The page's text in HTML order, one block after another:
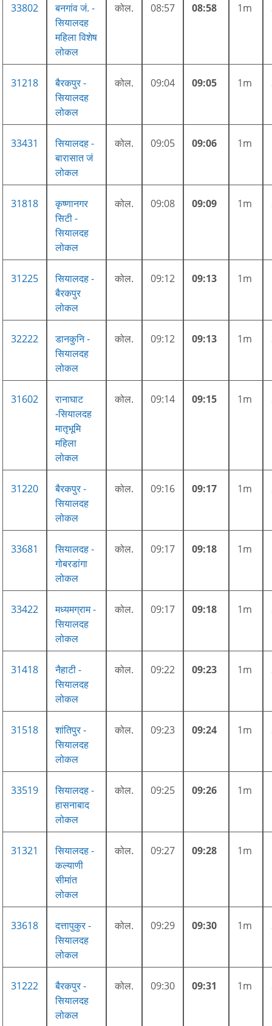
33802
बनगांव जं. -
सियालदह
महिला विशेष
लोकल
कोल. 08:57 08:58 1m
31218
बैरकपुर -
सियालदह
लोकल
कोल. 09:04 09:05 1m
33431
सियालदह -
बारासात जं
लोकल
कोल. 09:05 09:06 1m
31818
कृष्णानगर
सिटी -
सियालदह
लोकल
कोल. 09:08 09:09 1m
31225
सियालदह -
बैरकपुर
लोकल
कोल. 09:12 09:13 1m
32222
डानकुनि -
सियालदह
लोकल
कोल. 09:12 09:13 1m
31602
रानाघाट
-सियालदह
मातृभूमि
महिला
लोकल
कोल. 09:14 09:15 1m
31220
बैरकपुर -
सियालदह
लोकल
कोल. 09:16 09:17 1m
33681
सियालदह -
गोबरडांगा
लोकल
कोल. 09:17 09:18 1m
33422
मध्यमग्राम -
सियालदह
लोकल
कोल. 09:17 09:18 1m
31418
नैहाटी -
सियालदह
लोकल
कोल. 09:22 09:23 1m
31518
शांतिपुर -
सियालदह
लोकल
कोल. 09:23 09:24 1m
33519
सियालदह -
हासनाबाद
लोकल
कोल. 09:25 09:26 1m
31321
सियालदह -
कल्याणी
सीमांत
लोकल
कोल. 09:27 09:28 1m
33618
दत्तापुकुर -
सियालदह
लोकल
कोल. 09:29 09:30 1m
31222
बैरकपुर -
सियालदह
लोकल
कोल. 09:30 09:31 1m